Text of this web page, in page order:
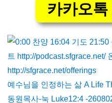
카카오
예수님을 인정하는 삶 A Life
동원목사-눅 Luke12:4 -